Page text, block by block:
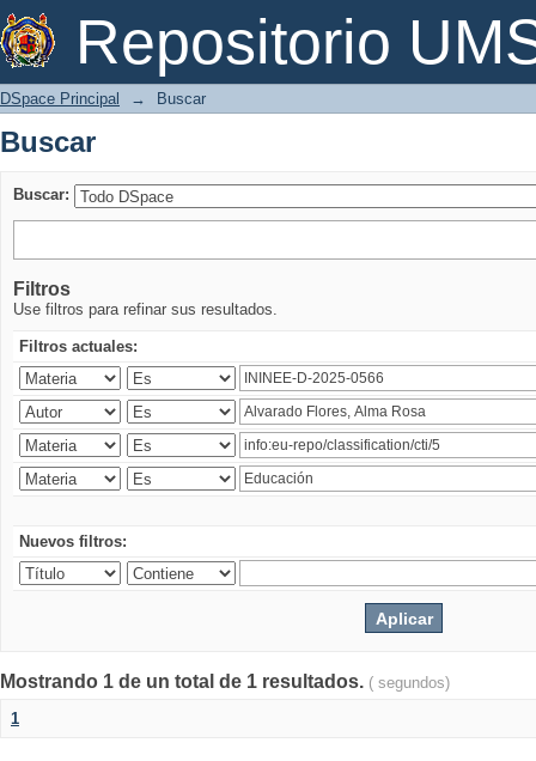
Repositorio
Buscar
DSpace Principal → Buscar
Buscar
Buscar:
Filtros
Use filtros para refinar sus resultados.
Filtros actuales:
Nuevos filtros:
Mostrando 1 de un total de 1 resultados. ( segundos)
1